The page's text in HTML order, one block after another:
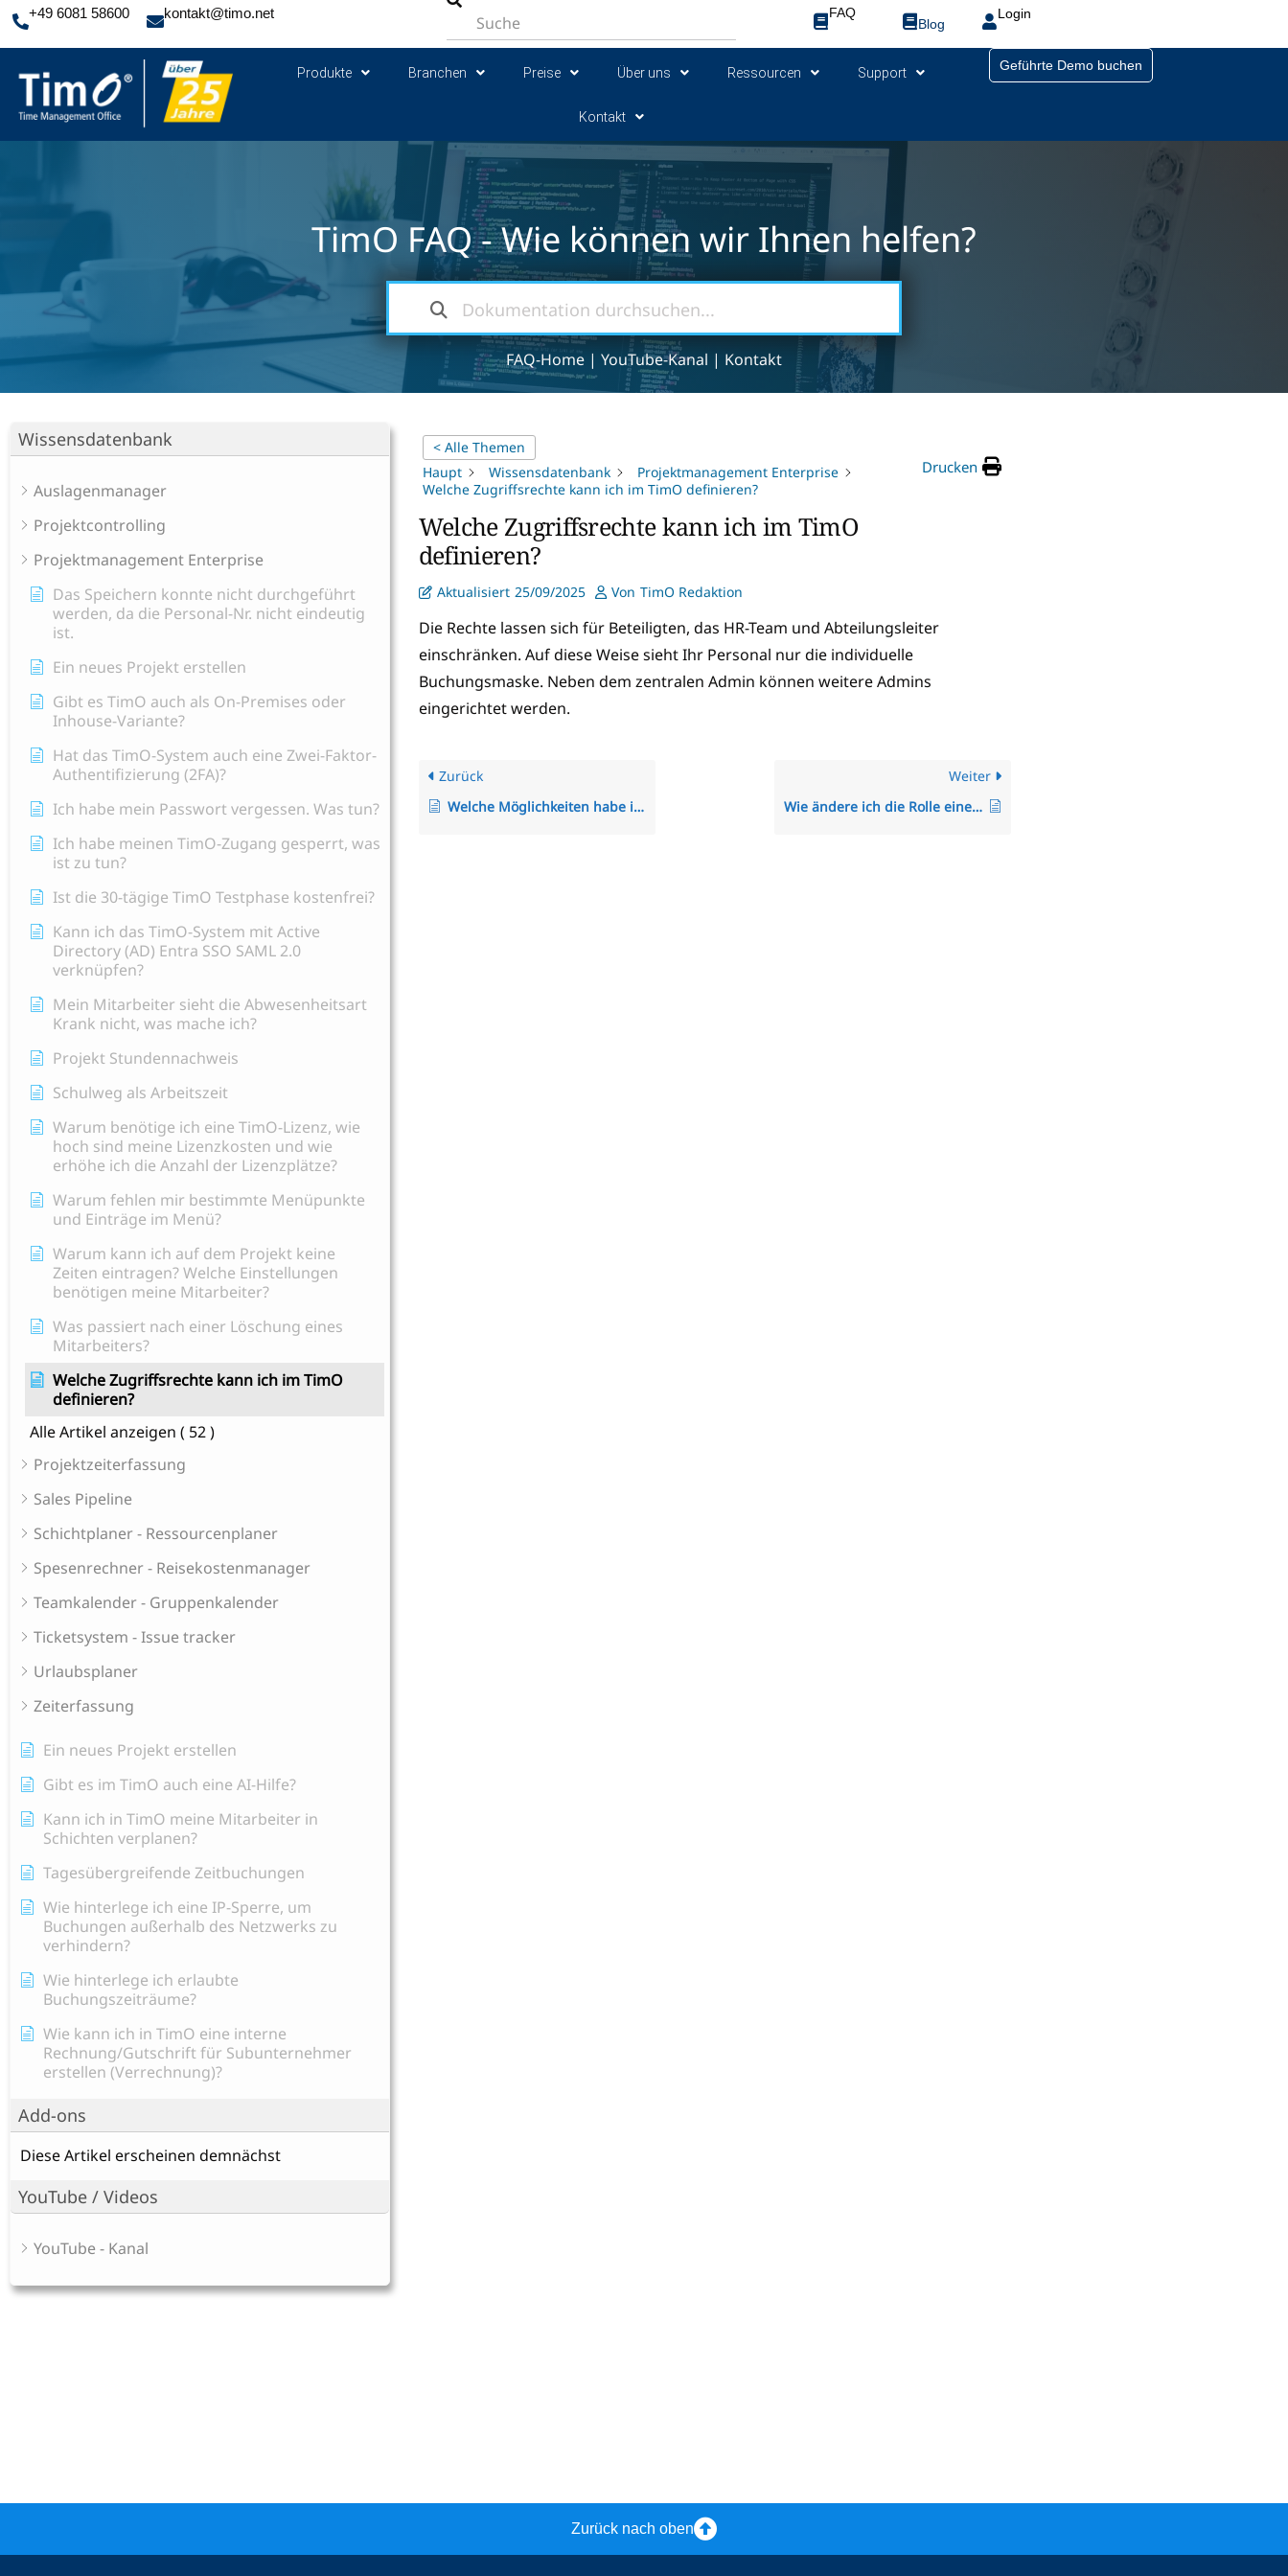
+49 6081 58600 kontakt@timo.net FAQ
Blog
Login
Produkte Branchen Preise Über uns Ressourcen Support
Kontakt
Geführte Demo buchen
TimO FAQ - Wie können wir Ihnen helfen?
FAQ-Home | YouTube-Kanal | Kontakt
Wissensdatenbank
Auslagenmanager
Projektcontrolling
Projektmanagement Enterprise
Das Speichern konnte nicht durchgeführt
werden, da die Personal-Nr. nicht eindeutig
ist.
Ein neues Projekt erstellen
Gibt es TimO auch als On-Premises oder
Inhouse-Variante?
Hat das TimO-System auch eine Zwei-Faktor-
Authentifizierung (2FA)?
Ich habe mein Passwort vergessen. Was tun?
Ich habe meinen TimO-Zugang gesperrt, was
ist zu tun?
Ist die 30-tägige TimO Testphase kostenfrei?
Kann ich das TimO-System mit Active
Directory (AD) Entra SSO SAML 2.0
verknüpfen?
Mein Mitarbeiter sieht die Abwesenheitsart
Krank nicht, was mache ich?
Projekt Stundennachweis
Schulweg als Arbeitszeit
Warum benötige ich eine TimO-Lizenz, wie
hoch sind meine Lizenzkosten und wie
erhöhe ich die Anzahl der Lizenzplätze?
Warum fehlen mir bestimmte Menüpunkte
und Einträge im Menü?
Warum kann ich auf dem Projekt keine
Zeiten eintragen? Welche Einstellungen
benötigen meine Mitarbeiter?
Was passiert nach einer Löschung eines
Mitarbeiters?
Welche Zugriffsrechte kann ich im TimO
definieren?
Alle Artikel anzeigen ( 52 )
Projektzeiterfassung
Sales Pipeline
Schichtplaner - Ressourcenplaner
Spesenrechner - Reisekostenmanager
Teamkalender - Gruppenkalender
Ticketsystem - Issue tracker
Urlaubsplaner
Zeiterfassung
Ein neues Projekt erstellen
Gibt es im TimO auch eine AI-Hilfe?
Kann ich in TimO meine Mitarbeiter in
Schichten verplanen?
Tagesübergreifende Zeitbuchungen
Wie hinterlege ich eine IP-Sperre, um
Buchungen außerhalb des Netzwerks zu
verhindern?
Wie hinterlege ich erlaubte
Buchungszeiträume?
Wie kann ich in TimO eine interne
Rechnung/Gutschrift für Subunternehmer
erstellen (Verrechnung)?
Add-ons
Diese Artikel erscheinen demnächst
YouTube / Videos
YouTube - Kanal
< Alle Themen
Haupt
Wissensdatenbank
Projektmanagement Enterprise
Welche Zugriffsrechte kann ich im TimO definieren?
Drucken
Welche Zugriffsrechte kann ich im TimO
definieren?
Aktualisiert 25/09/2025 Von TimO Redaktion
Die Rechte lassen sich für Beteiligten, das HR-Team und Abteilungsleiter
einschränken. Auf diese Weise sieht Ihr Personal nur die individuelle
Buchungsmaske. Neben dem zentralen Admin können weitere Admins
eingerichtet werden.
Zurück
Welche Möglichkeiten habe ich zur personellen Einsatzplanung oder Ressourcenplanung im TimO?
Weiter
Wie ändere ich die Rolle eines Mitarbeiters?
Zurück nach oben